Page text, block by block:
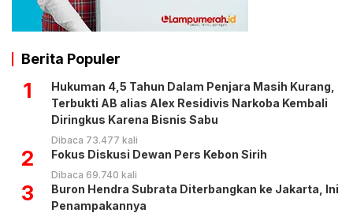
Berita Populer
1
Hukuman 4,5 Tahun Dalam Penjara Masih Kurang,
Terbukti AB alias Alex Residivis Narkoba Kembali
Diringkus Karena Bisnis Sabu
Dibaca 73.477 kali
2 Fokus Diskusi Dewan Pers Kebon Sirih
Dibaca 69.740 kali
3
Buron Hendra Subrata Diterbangkan ke Jakarta, Ini
Penampakannya